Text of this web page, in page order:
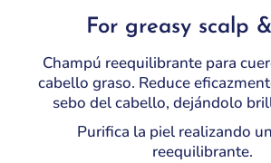
For greasy scalp
Champú reequilibrante para
cabello graso. Reduce
sebo del cabello, dejándolo
Purifica la piel realizando
reequilibrante.